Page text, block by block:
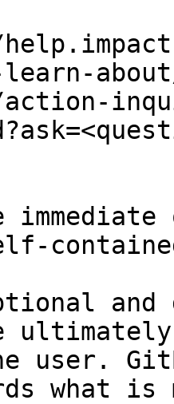
action-
and
user.
what